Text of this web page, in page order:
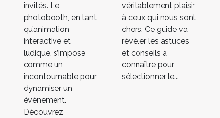
invités. Le
photobooth, en tant
qu’animation
interactive et
ludique, s’impose
comme un
incontournable pour
dynamiser un
événement.
Découvrez
véritablement plaisir
à ceux qui nous sont
chers. Ce guide va
révéler les astuces
et conseils à
connaître pour
sélectionner le...